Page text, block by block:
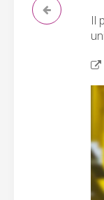
Il